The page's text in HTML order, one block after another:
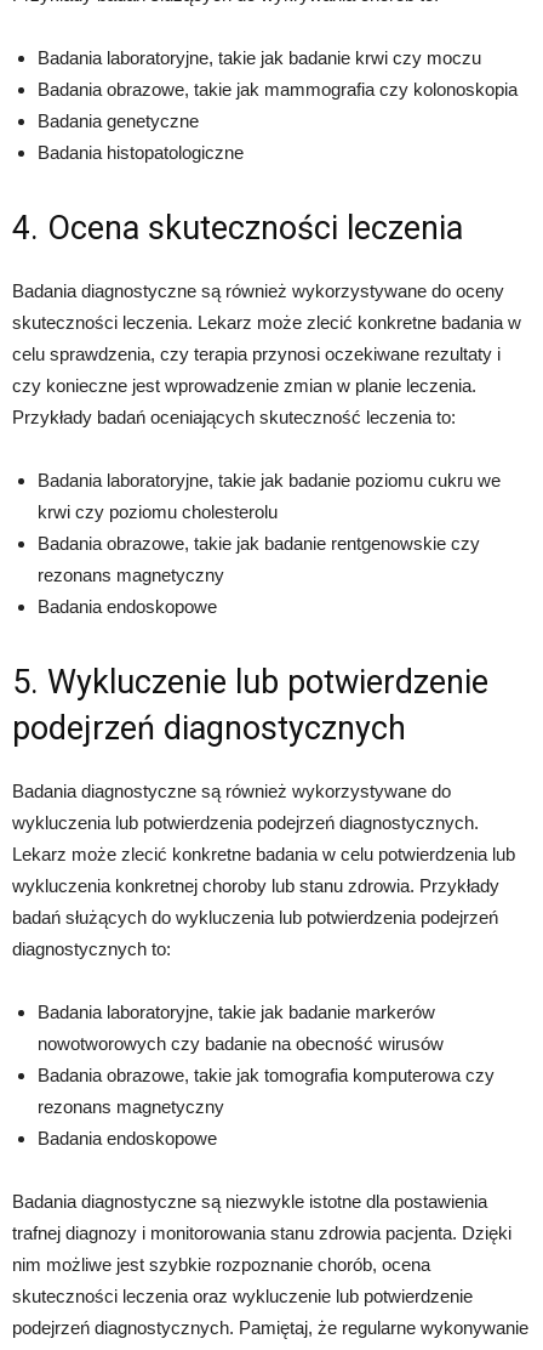
Badania laboratoryjne, takie jak badanie krwi czy moczu
Badania obrazowe, takie jak mammografia czy kolonoskopia
Badania genetyczne
Badania histopatologiczne
4. Ocena skuteczności leczenia
Badania diagnostyczne są również wykorzystywane do oceny
skuteczności leczenia. Lekarz może zlecić konkretne badania w
celu sprawdzenia, czy terapia przynosi oczekiwane rezultaty i
czy konieczne jest wprowadzenie zmian w planie leczenia.
Przykłady badań oceniających skuteczność leczenia to:
Badania laboratoryjne, takie jak badanie poziomu cukru we
krwi czy poziomu cholesterolu
Badania obrazowe, takie jak badanie rentgenowskie czy
rezonans magnetyczny
Badania endoskopowe
5. Wykluczenie lub potwierdzenie
podejrzeń diagnostycznych
Badania diagnostyczne są również wykorzystywane do
wykluczenia lub potwierdzenia podejrzeń diagnostycznych.
Lekarz może zlecić konkretne badania w celu potwierdzenia lub
wykluczenia konkretnej choroby lub stanu zdrowia. Przykłady
badań służących do wykluczenia lub potwierdzenia podejrzeń
diagnostycznych to:
Badania laboratoryjne, takie jak badanie markerów
nowotworowych czy badanie na obecność wirusów
Badania obrazowe, takie jak tomografia komputerowa czy
rezonans magnetyczny
Badania endoskopowe
Badania diagnostyczne są niezwykle istotne dla postawienia
trafnej diagnozy i monitorowania stanu zdrowia pacjenta. Dzięki
nim możliwe jest szybkie rozpoznanie chorób, ocena
skuteczności leczenia oraz wykluczenie lub potwierdzenie
podejrzeń diagnostycznych. Pamiętaj, że regularne wykonywanie